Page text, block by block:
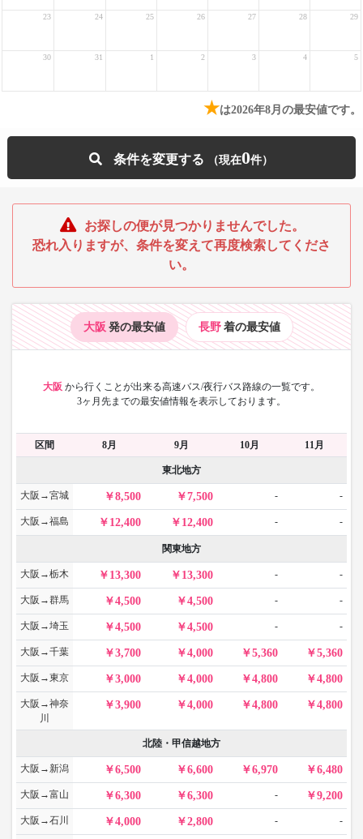
23 24 25 26 27 28 29
30 31 1 2 3 4 5
★は2026年8月の最安値です。
条件を変更する 0
お探しの便が見つかりませんでした。
恐れ入りますが、条件を変えて再度検索してくださ
い。
大阪 発の最安値 長野 着の最安値
大阪 から行くことが出来る高速バス/夜行バス路線の一覧です。
3ヶ月先までの最安値情報を表示しております。
区間 8月 9月 10月 11月
東北地方
大阪→宮城 8,500 7,500 - -
大阪→福島 12,400 12,400 - -
関東地方
大阪→栃木 13,300 13,300 - -
大阪→群馬 4,500 4,500 - -
大阪→埼玉 4,500 4,500 - -
大阪→千葉 3,700 4,000 5,360 5,360
大阪→東京 3,000 4,000 4,800 4,800
大阪→神奈
川
3,900 4,000 4,800 4,800
北陸・甲信越地方
大阪→新潟 6,500 6,600 6,970 6,480
大阪→富山 6,300 6,300 - 9,200
大阪→石川 4,000 2,800 - -